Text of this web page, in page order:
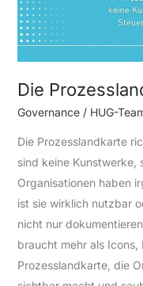
Die
Governance/ HUG-
Die Prozesslandkarte
sind keine Kunstwerke,
Organisationen haben
ist sie wirklich nutzbar
nicht nur
braucht mehr als Icons,
Prozesslandkarte, die